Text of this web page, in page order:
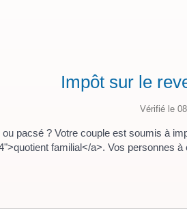
Impôt sur le
Vérifié le
pacsé ? Votre couple est soumis à
familial</a>. Vos personnes